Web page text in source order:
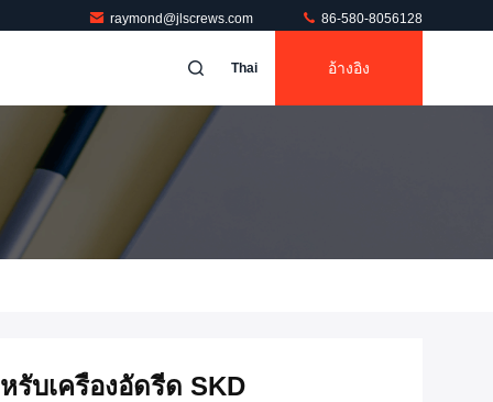
raymond@jlscrews.com 86-580-8056128
Thai อ้างอิง
บเครื่องอัดรีด SKD